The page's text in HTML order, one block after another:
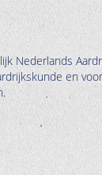
Nederlands
en